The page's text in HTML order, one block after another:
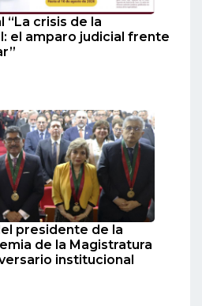
“La crisis de la
el amparo judicial frente
presidente de la
de la Magistratura
institucional